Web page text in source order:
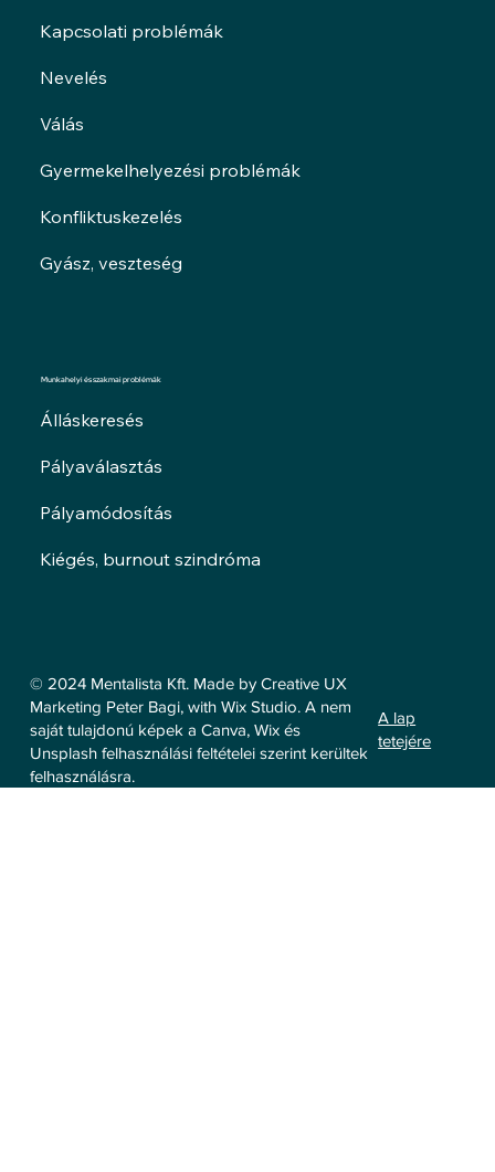
© 2024 Mentalista Kft. Made by Creative UX
Marketing Peter Bagi, with Wix Studio. A nem
saját tulajdonú képek a Canva, Wix és
Unsplash felhasználási feltételei szerint kerültek
felhasználásra.
A lap
tetejére
Kapcsolati problémák
Nevelés
Válás
Gyermekelhelyezési problémák
Konfliktuskezelés
Gyász, veszteség
Munkahelyi és szakmai problémák
Álláskeresés
Pályaválasztás
Pályamódosítás
Kiégés, burnout szindróma